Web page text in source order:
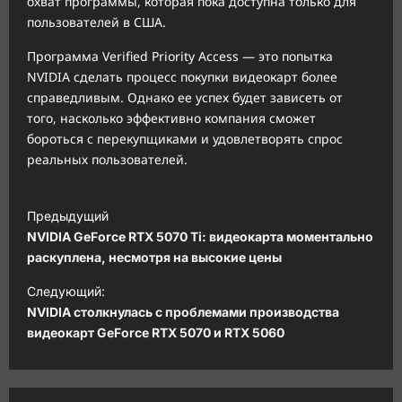
пользователей в США.
Программа Verified Priority Access — это попытка
NVIDIA сделать процесс покупки видеокарт более
справедливым. Однако ее успех будет зависеть от
того, насколько эффективно компания сможет
бороться с перекупщиками и удовлетворять спрос
реальных пользователей.
а
в
и
г
а
ц
Предыдущий
NVIDIA GeForce RTX 5070 Ti: видеокарта моментально
раскуплена, несмотря на высокие цены
Следующий:
NVIDIA столкнулась с проблемами производства
видеокарт GeForce RTX 5070 и RTX 5060